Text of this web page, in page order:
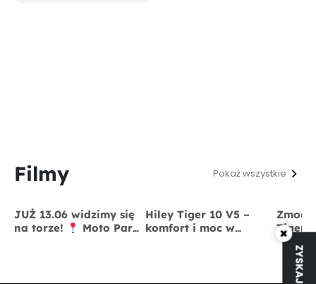
Filmy Pokaż wszystkie
JUŻ 13.06 widzimy się
na torze!
Moto Park
Hiley Tiger 10 V5 –
komfort i moc w
Tiger
x
×